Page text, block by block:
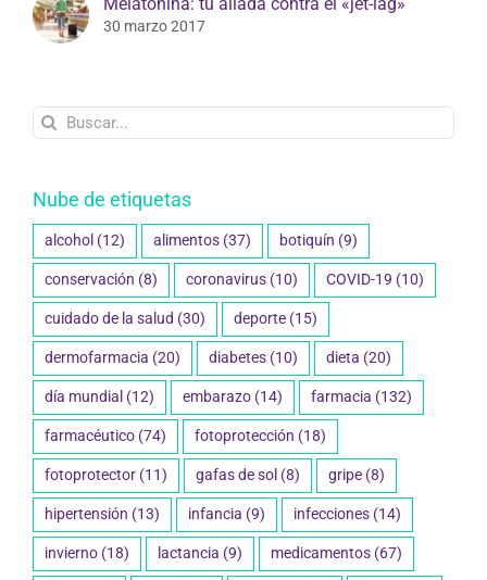
Melatonina: tu aliada contra el «jet-lag»
30 marzo 2017
Buscar:
Nube de etiquetas
alcohol (12) alimentos (37) botiquín (9)
conservación (8) coronavirus (10) COVID-19 (10)
cuidado de la salud (30) deporte (15)
dermofarmacia (20) diabetes (10) dieta (20)
día mundial (12) embarazo (14) farmacia (132)
farmacéutico (74) fotoprotección (18)
fotoprotector (11) gafas de sol (8) gripe (8)
hipertensión (13) infancia (9) infecciones (14)
invierno (18) lactancia (9) medicamentos (67)